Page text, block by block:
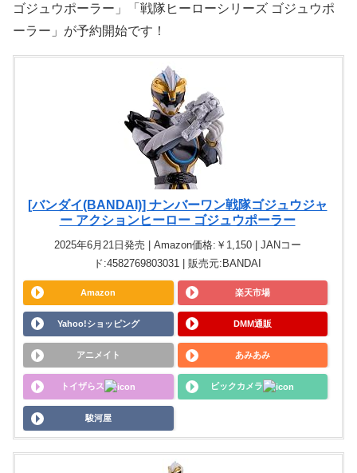
ゴジュウポーラー」「戦隊ヒーローシリーズ ゴジュウポ
ーラー」が予約開始です！
[バンダイ(BANDAI)] ナンバーワン戦隊ゴジュウジャ
ー アクションヒーロー ゴジュウポーラー
2025年6月21日発売 | Amazon価格:￥1,150 | JANコー
ド:4582769803031 | 販売元:BANDAI
Amazon 楽天市場
Yahoo!ショッピング DMM通販
アニメイト あみあみ
トイザらス ビックカメラ
駿河屋